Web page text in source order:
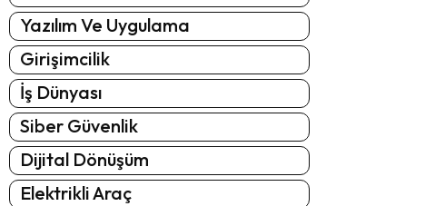
Yazılım Ve Uygulama
Girişimcilik
İş Dünyası
Siber Güvenlik
Dijital Dönüşüm
Elektrikli Araç